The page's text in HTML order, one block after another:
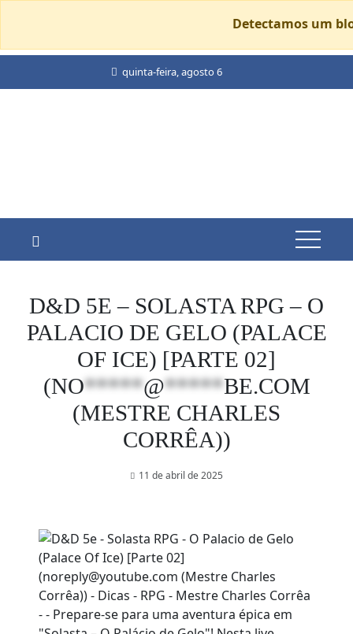
Detectamos um
quinta-feira, agosto 6
D&D 5E – SOLASTA RPG – O
PALACIO DE GELO (PALACE
OF ICE) [PARTE 02]
(NO*****@*****BE.COM
(MESTRE CHARLES
CORRÊA))
11 de abril de 2025